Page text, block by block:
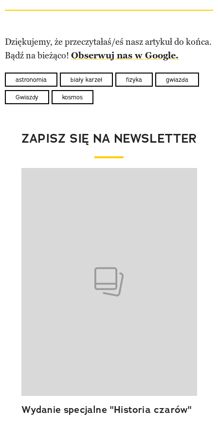
Dziękujemy, że przeczytałaś/eś nasz artykuł do końca.
Bądź na bieżąco! Obserwuj nas w Google.
astronomia biały karzeł fizyka gwiazda
Gwiazdy kosmos
ZAPISZ SIĘ NA NEWSLETTER
Wydanie specjalne "Historia czarów"